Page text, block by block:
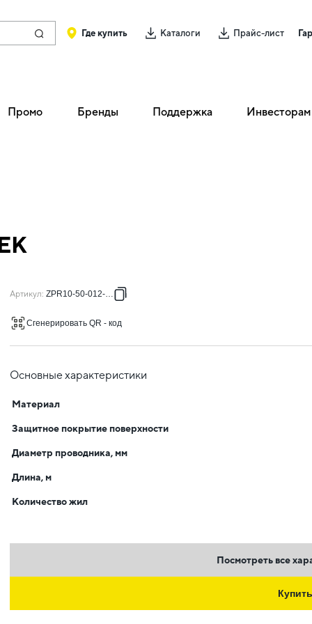
Где купить Каталоги Прайс-лист
Промо Бренды Поддержка Инвесторам
Артикул: ZPR10-50-012-050
Сгенерировать QR - код
Основные характеристики
Материал
Защитное покрытие поверхности
Диаметр проводника, мм
Длина, м
Количество жил
Посмотреть все
Купить